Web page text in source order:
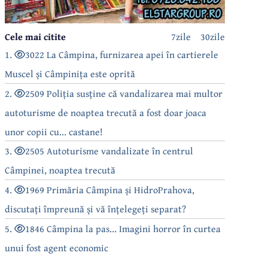
30zile
7zile
Cele mai citite
1.
3022 La Câmpina, furnizarea apei în cartierele
Muscel și Câmpinița este oprită
2.
2509 Poliția susține că vandalizarea mai multor
autoturisme de noaptea trecută a fost doar joaca
unor copii cu... castane!
3.
2505 Autoturisme vandalizate în centrul
Câmpinei, noaptea trecută
4.
1969 Primăria Câmpina și HidroPrahova,
discutați împreună și vă înțelegeți separat?
5.
1846 Câmpina la pas... Imagini horror în curtea
unui fost agent economic